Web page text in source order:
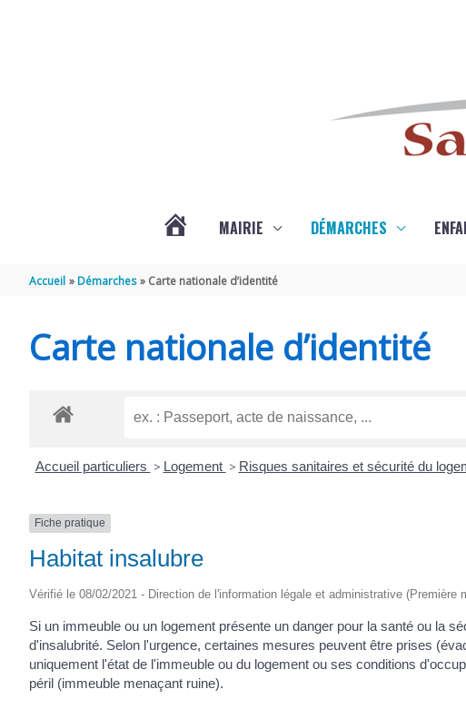
ROGATIEN
MAIRIE DÉMARCHES
Accueil Démarches Carte nationale d’identité
Carte nationale d’identité
Accueil particuliers > Logement > Risques sanitaires et sécurité du
Fiche pratique
Habitat insalubre
Vérifié le 08/02/2021 - Direction de l'information légale et administrative (Première
Si un immeuble ou un logement présente un danger pour la santé ou la
d'insalubrité. Selon l'urgence, certaines mesures peuvent être prises
uniquement l'état de l'immeuble ou du logement ou ses conditions
péril (immeuble menaçant ruine).